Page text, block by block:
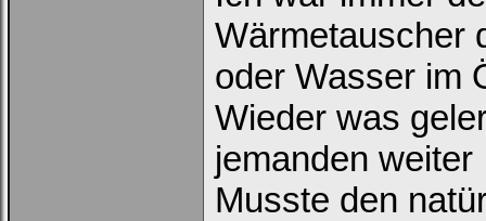
Ich habe mein Passwort
vergessen
Wärmetauscher
oder Wasser im
Wieder was
jemanden weiter
Musste den